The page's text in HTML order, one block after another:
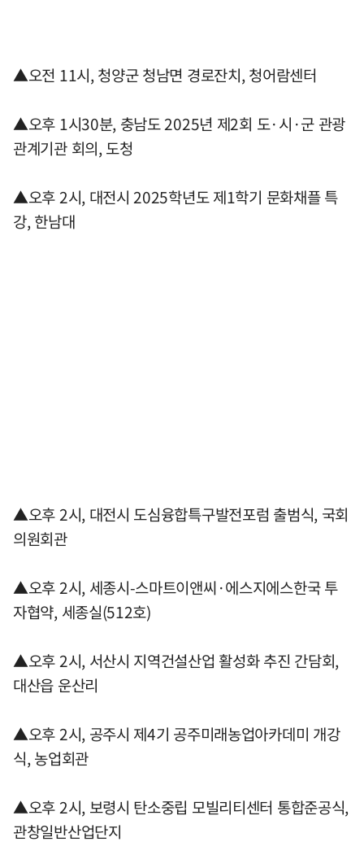
▲오전 11시, 청양군 청남면 경로잔치, 청어람센터
▲오후 1시30분, 충남도 2025년 제2회 도·시·군 관광
관계기관 회의, 도청
▲오후 2시, 대전시 2025학년도 제1학기 문화채플 특
강, 한남대
▲오후 2시, 대전시 도심융합특구발전포럼 출범식, 국회
의원회관
▲오후 2시, 세종시-스마트이앤씨·에스지에스한국 투
자협약, 세종실(512호)
▲오후 2시, 서산시 지역건설산업 활성화 추진 간담회,
대산읍 운산리
▲오후 2시, 공주시 제4기 공주미래농업아카데미 개강
식, 농업회관
▲오후 2시, 보령시 탄소중립 모빌리티센터 통합준공식,
관창일반산업단지